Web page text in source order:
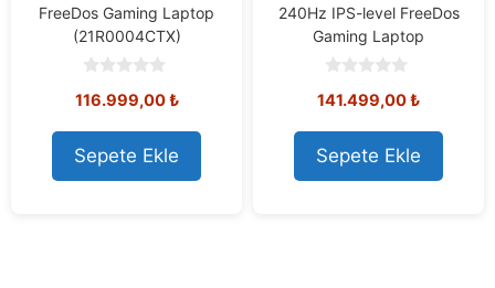
FreeDos Gaming Laptop
(21R0004CTX)
o
t
o
f
5
116.999,00₺
Sepete Ekle
240Hz IPS-level FreeDos
Gaming Laptop
o
t
o
f
5
141.499,00₺
Sepete Ekle